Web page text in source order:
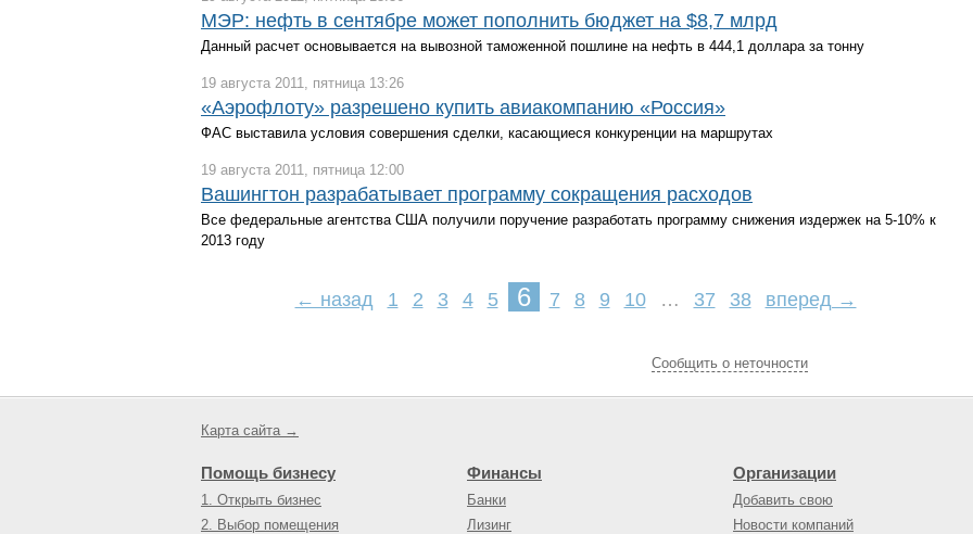
МЭР: нефть в сентябре может пополнить бюджет на $8,7 млрд
Данный расчет основывается на вывозной таможенной пошлине на нефть в 444,1 доллара за тонну
19 августа 2011, пятница 13:26
«Аэрофлоту» разрешено купить авиакомпанию «Россия»
ФАС выставила условия совершения сделки, касающиеся конкуренции на маршрутах
19 августа 2011, пятница 12:00
Вашингтон разрабатывает программу сокращения расходов
Все федеральные агентства США получили поручение разработать программу снижения издержек на 5-10% к
2013 году
← назад 1 2 3 4 5 6 7 8 9 10 … 37 38 вперед →
Cообщить о неточности
Карта сайта →
Помощь бизнесу
1. Открыть бизнес
2. Выбор помещения
Финансы
Банки
Лизинг
Организации
Добавить свою
Новости компаний